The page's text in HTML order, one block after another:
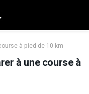
à pied de 10 km
à une course à